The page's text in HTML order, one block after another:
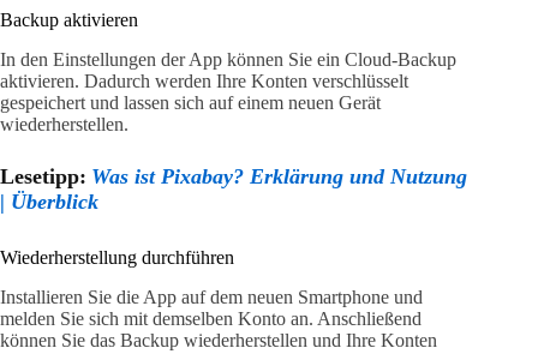
Backup aktivieren
In den Einstellungen der App können Sie ein Cloud-Backup
aktivieren. Dadurch werden Ihre Konten verschlüsselt
gespeichert und lassen sich auf einem neuen Gerät
wiederherstellen.
Lesetipp: Was ist Pixabay? Erklärung und Nutzung
| Überblick
Wiederherstellung durchführen
Installieren Sie die App auf dem neuen Smartphone und
melden Sie sich mit demselben Konto an. Anschließend
können Sie das Backup wiederherstellen und Ihre Konten